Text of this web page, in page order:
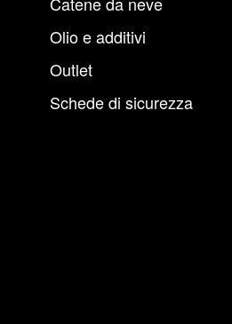
Olio e additivi
Outlet
Schede di sicurezza